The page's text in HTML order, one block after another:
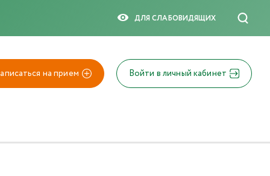
ДЛЯ СЛАБОВИДЯЩИX
на прием Войти в личный кабинет